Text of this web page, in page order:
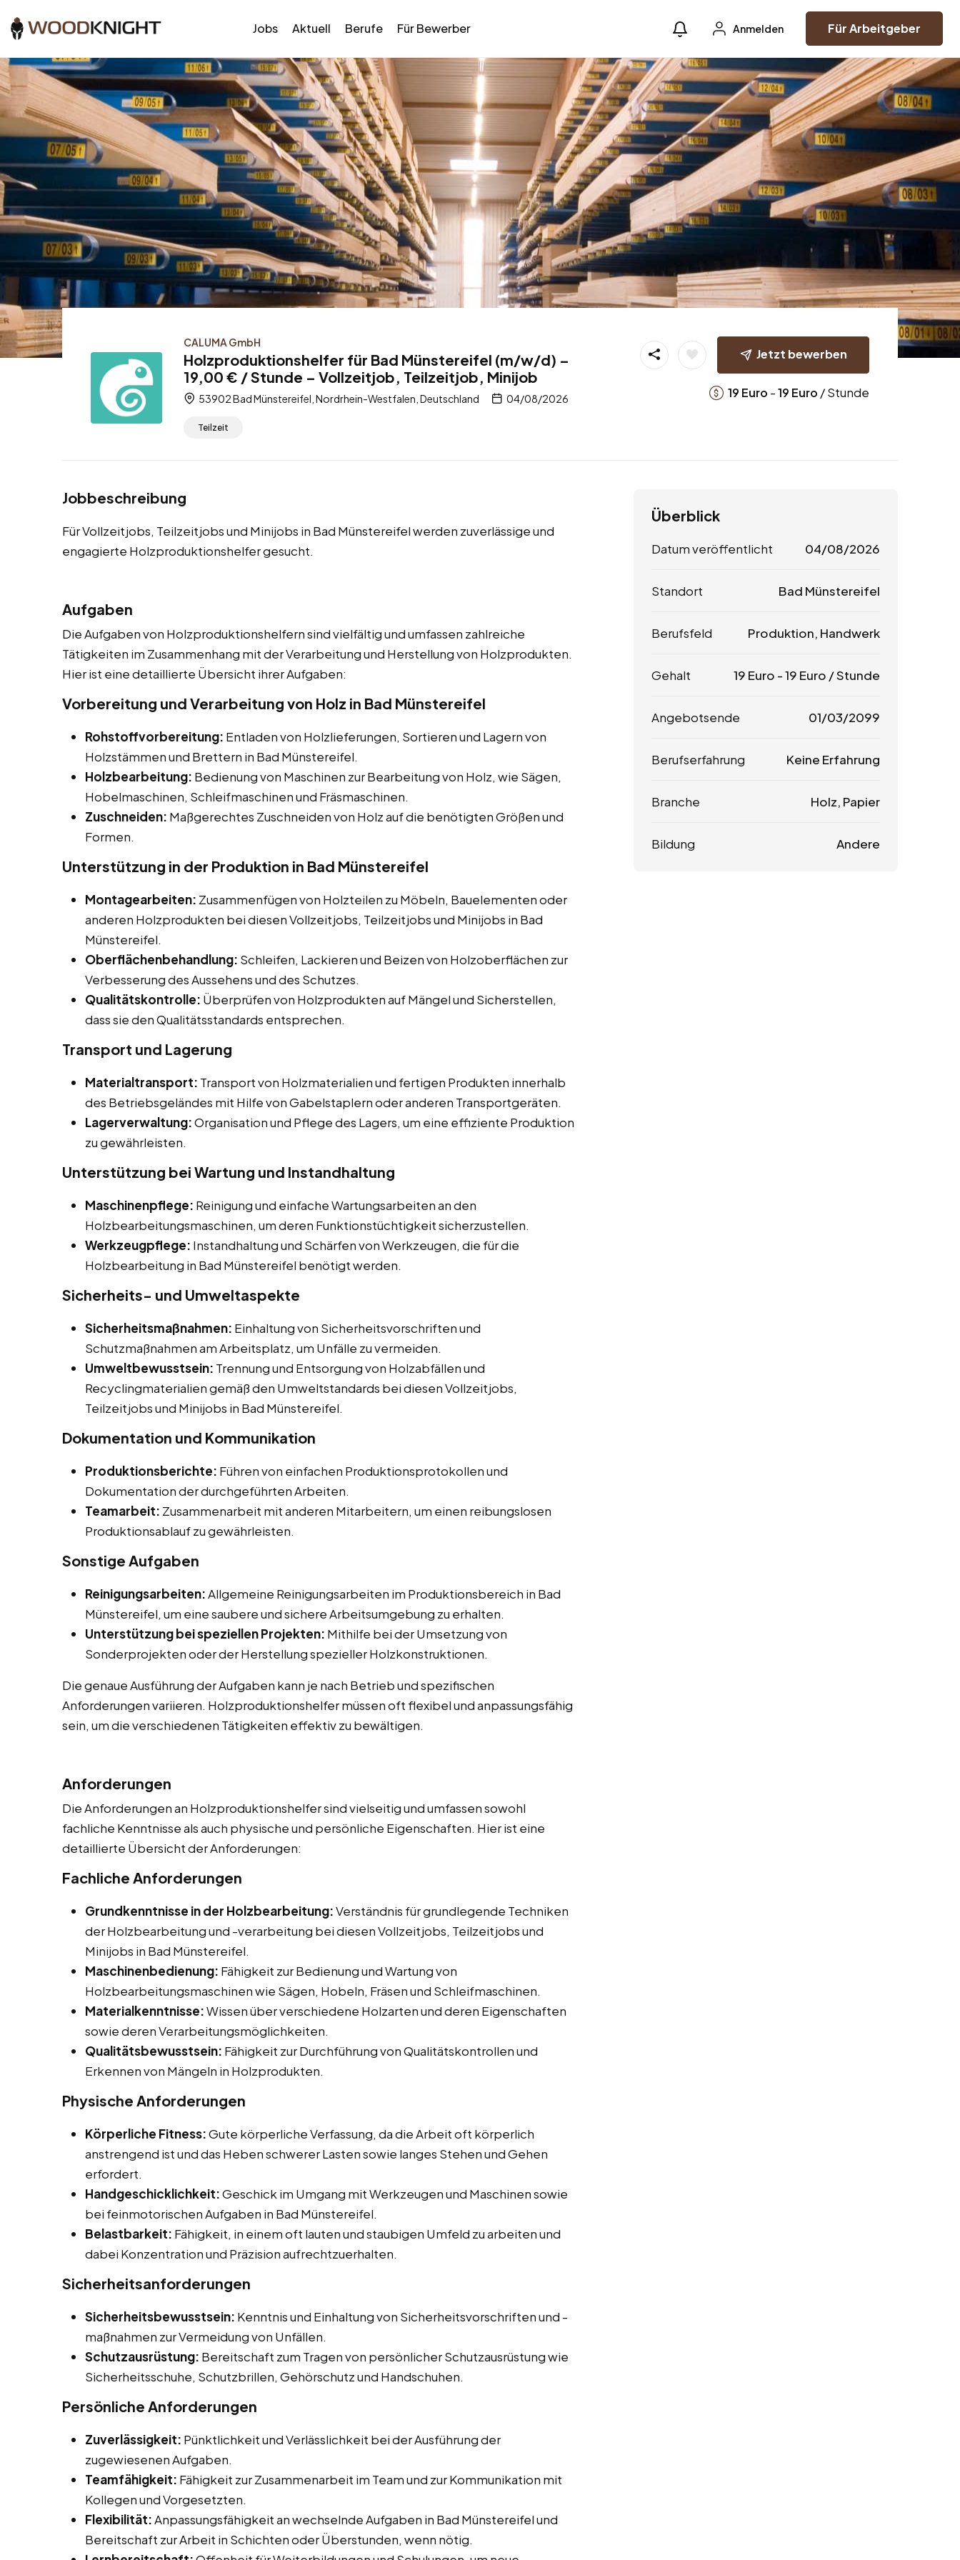
Jobs Aktuell Berufe Für Bewerber Anmelden Für Arbeitgeber
CALUMA GmbH
Holzproduktionshelfer für Bad Münstereifel (m/w/d) –
19,00 € / Stunde – Vollzeitjob, Teilzeitjob, Minijob
53902 Bad Münstereifel, Nordrhein-Westfalen, Deutschland 04/08/2026
Teilzeit
Jetzt bewerben
19 Euro -19 Euro / Stunde
Jobbeschreibung
Für Vollzeitjobs, Teilzeitjobs und Minijobs in Bad Münstereifel werden zuverlässige und
engagierte Holzproduktionshelfer gesucht.
Aufgaben
Die Aufgaben von Holzproduktionshelfern sind vielfältig und umfassen zahlreiche
Tätigkeiten im Zusammenhang mit der Verarbeitung und Herstellung von Holzprodukten.
Hier ist eine detaillierte Übersicht ihrer Aufgaben:
Vorbereitung und Verarbeitung von Holz in Bad Münstereifel
Rohstoffvorbereitung: Entladen von Holzlieferungen, Sortieren und Lagern von
Holzstämmen und Brettern in Bad Münstereifel.
Holzbearbeitung: Bedienung von Maschinen zur Bearbeitung von Holz, wie Sägen,
Hobelmaschinen, Schleifmaschinen und Fräsmaschinen.
Zuschneiden: Maßgerechtes Zuschneiden von Holz auf die benötigten Größen und
Formen.
Unterstützung in der Produktion in Bad Münstereifel
Montagearbeiten: Zusammenfügen von Holzteilen zu Möbeln, Bauelementen oder
anderen Holzprodukten bei diesen Vollzeitjobs, Teilzeitjobs und Minijobs in Bad
Münstereifel.
Oberflächenbehandlung: Schleifen, Lackieren und Beizen von Holzoberflächen zur
Verbesserung des Aussehens und des Schutzes.
Qualitätskontrolle: Überprüfen von Holzprodukten auf Mängel und Sicherstellen,
dass sie den Qualitätsstandards entsprechen.
Transport und Lagerung
Materialtransport: Transport von Holzmaterialien und fertigen Produkten innerhalb
des Betriebsgeländes mit Hilfe von Gabelstaplern oder anderen Transportgeräten.
Lagerverwaltung:Organisation und Pflege des Lagers, um eine effiziente Produktion
zu gewährleisten.
Unterstützung bei Wartung und Instandhaltung
Maschinenpflege: Reinigung und einfache Wartungsarbeiten an den
Holzbearbeitungsmaschinen, um deren Funktionstüchtigkeit sicherzustellen.
Werkzeugpflege: Instandhaltung und Schärfen von Werkzeugen, die für die
Holzbearbeitung in Bad Münstereifel benötigt werden.
Sicherheits- und Umweltaspekte
Sicherheitsmaßnahmen: Einhaltung von Sicherheitsvorschriften und
Schutzmaßnahmen am Arbeitsplatz, um Unfälle zu vermeiden.
Umweltbewusstsein: Trennung und Entsorgung von Holzabfällen und
Recyclingmaterialien gemäß den Umweltstandards bei diesen Vollzeitjobs,
Teilzeitjobs und Minijobs in Bad Münstereifel.
Dokumentation und Kommunikation
Produktionsberichte: Führen von einfachen Produktionsprotokollen und
Dokumentation der durchgeführten Arbeiten.
Teamarbeit: Zusammenarbeit mit anderen Mitarbeitern, um einen reibungslosen
Produktionsablauf zu gewährleisten.
Sonstige Aufgaben
Reinigungsarbeiten:Allgemeine Reinigungsarbeiten im Produktionsbereich in Bad
Münstereifel, um eine saubere und sichere Arbeitsumgebung zu erhalten.
Unterstützung bei speziellen Projekten: Mithilfe bei der Umsetzung von
Sonderprojekten oder der Herstellung spezieller Holzkonstruktionen.
Die genaue Ausführung der Aufgaben kann je nach Betrieb und spezifischen
Anforderungen variieren. Holzproduktionshelfer müssen oft flexibel und anpassungsfähig
sein, um die verschiedenen Tätigkeiten effektiv zu bewältigen.
Anforderungen
Die Anforderungen an Holzproduktionshelfer sind vielseitig und umfassen sowohl
fachliche Kenntnisse als auch physische und persönliche Eigenschaften. Hier ist eine
detaillierte Übersicht der Anforderungen:
Fachliche Anforderungen
Grundkenntnisse in der Holzbearbeitung:Verständnis für grundlegende Techniken
der Holzbearbeitung und -verarbeitung bei diesen Vollzeitjobs, Teilzeitjobs und
Minijobs in Bad Münstereifel.
Maschinenbedienung: Fähigkeit zur Bedienung und Wartung von
Holzbearbeitungsmaschinen wie Sägen, Hobeln, Fräsen und Schleifmaschinen.
Materialkenntnisse:Wissen über verschiedene Holzarten und deren Eigenschaften
sowie deren Verarbeitungsmöglichkeiten.
Qualitätsbewusstsein: Fähigkeit zur Durchführung von Qualitätskontrollen und
Erkennen von Mängeln in Holzprodukten.
Physische Anforderungen
Körperliche Fitness:Gute körperliche Verfassung, da die Arbeit oft körperlich
anstrengend ist und das Heben schwerer Lasten sowie langes Stehen und Gehen
erfordert.
Handgeschicklichkeit:Geschick im Umgang mit Werkzeugen und Maschinen sowie
bei feinmotorischen Aufgaben in Bad Münstereifel.
Belastbarkeit: Fähigkeit, in einem oft lauten und staubigen Umfeld zu arbeiten und
dabei Konzentration und Präzision aufrechtzuerhalten.
Sicherheitsanforderungen
Sicherheitsbewusstsein: Kenntnis und Einhaltung von Sicherheitsvorschriften und -
maßnahmen zur Vermeidung von Unfällen.
Schutzausrüstung: Bereitschaft zum Tragen von persönlicher Schutzausrüstung wie
Sicherheitsschuhe, Schutzbrillen, Gehörschutz und Handschuhen.
Persönliche Anforderungen
Zuverlässigkeit: Pünktlichkeit und Verlässlichkeit bei der Ausführung der
zugewiesenen Aufgaben.
Teamfähigkeit: Fähigkeit zur Zusammenarbeit im Team und zur Kommunikation mit
Kollegen und Vorgesetzten.
Flexibilität:Anpassungsfähigkeit an wechselnde Aufgaben in Bad Münstereifel und
Bereitschaft zur Arbeit in Schichten oder Überstunden, wenn nötig.
Überblick
Datum veröffentlicht 04/08/2026
Standort Bad Münstereifel
Berufsfeld Produktion, Handwerk
Gehalt 19 Euro -19 Euro / Stunde
Angebotsende 01/03/2099
Berufserfahrung Keine Erfahrung
Branche Holz, Papier
Bildung Andere